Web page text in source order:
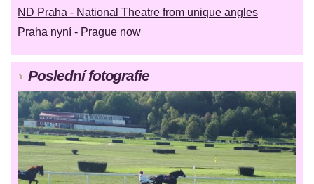
ND Praha - National Theatre from unique angles
Praha nyní - Prague now
Poslední fotografie